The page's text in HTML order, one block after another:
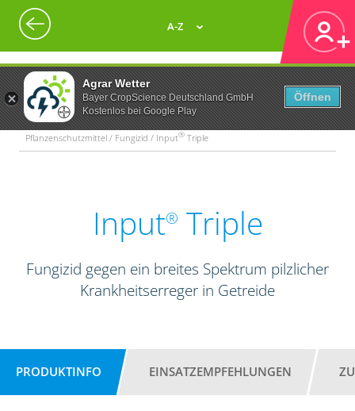
Agrar Wetter
Bayer CropScience Deutschland GmbH
Kostenlos bei Google Play
Öffnen
A-Z
Pflanzenschutzmittel / Fungizid / Input® Triple
Input® Triple
Fungizid gegen ein breites Spektrum pilzlicher
Krankheitserreger in Getreide
PRODUKTINFO EINSATZEMPFEHLUNGEN